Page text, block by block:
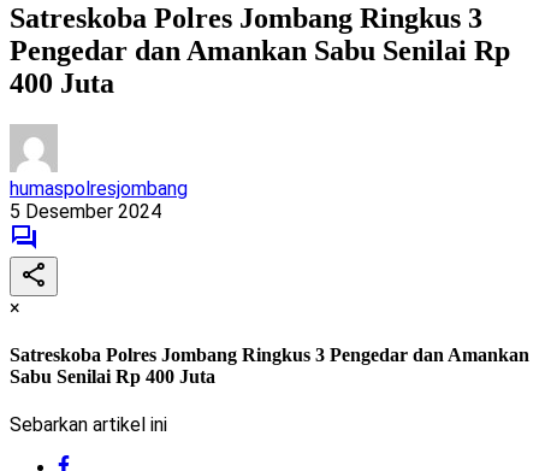
Satreskoba Polres Jombang Ringkus 3
Pengedar dan Amankan Sabu Senilai Rp
400 Juta
humaspolresjombang
5 Desember 2024
×
Satreskoba Polres Jombang Ringkus 3 Pengedar dan Amankan
Sabu Senilai Rp 400 Juta
Sebarkan artikel ini